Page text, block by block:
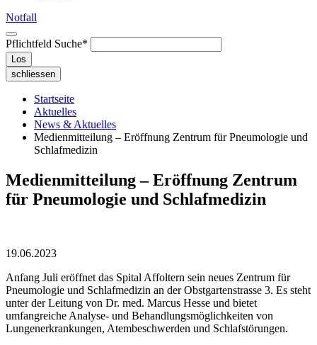
Notfall
Pflichtfeld Suche*
Los
schliessen
Startseite
Aktuelles
News & Aktuelles
Medienmitteilung – Eröffnung Zentrum für Pneumologie und
Schlafmedizin
Medienmitteilung – Eröffnung Zentrum
für Pneumologie und Schlafmedizin
19.06.2023
Anfang Juli eröffnet das Spital Affoltern sein neues Zentrum für
Pneumologie und Schlafmedizin an der Obstgartenstrasse 3. Es steht
unter der Leitung von Dr. med. Marcus Hesse und bietet
umfangreiche Analyse- und Behandlungsmöglichkeiten von
Lungenerkrankungen, Atembeschwerden und Schlafstörungen.